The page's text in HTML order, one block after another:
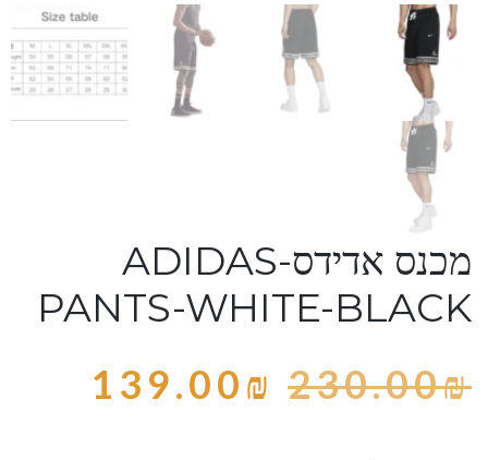
מכנס אדידס-ADIDAS
PANTS-WHITE-BLACK
230.00₪
139.00₪